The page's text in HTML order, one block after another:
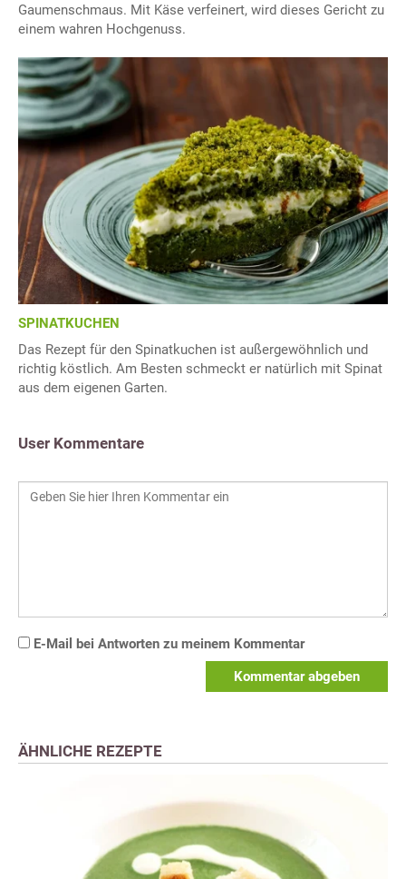
Gaumenschmaus. Mit Käse verfeinert, wird dieses Gericht zu
einem wahren Hochgenuss.
SPINATKUCHEN
Das Rezept für den Spinatkuchen ist außergewöhnlich und
richtig köstlich. Am Besten schmeckt er natürlich mit Spinat
aus dem eigenen Garten.
User Kommentare
E-Mail bei Antworten zu meinem Kommentar
Kommentar abgeben
ÄHNLICHE REZEPTE